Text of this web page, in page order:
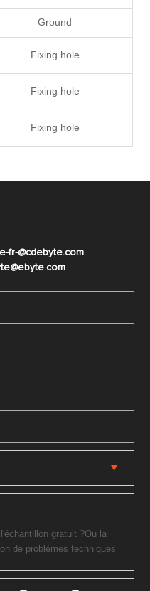
Ground
Fixing hole
Fixing hole
Fixing hole
fr-@cdebyte.com
@ebyte.com